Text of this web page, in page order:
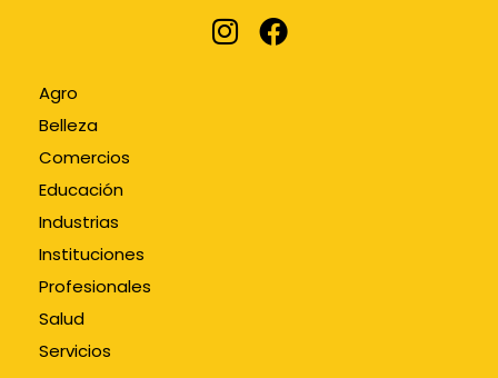
Agro
Belleza
Comercios
Educación
Industrias
Instituciones
Profesionales
Salud
Servicios